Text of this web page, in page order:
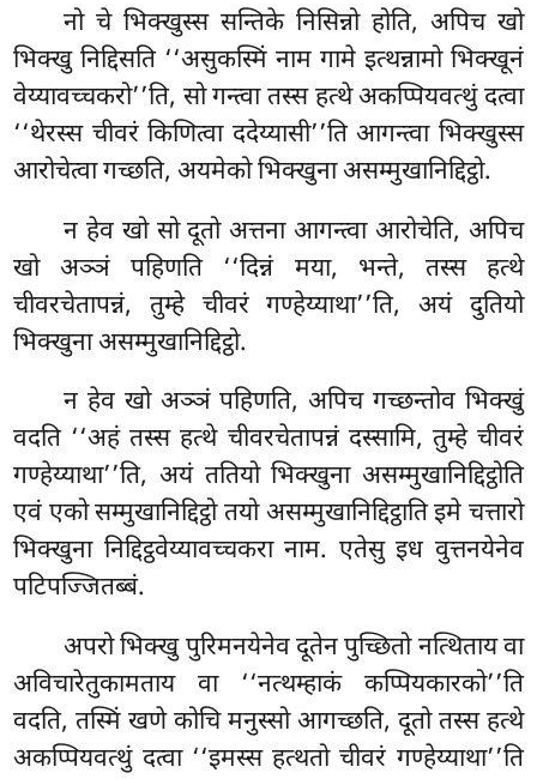
नो चे भिक्खुस्स सन्तिके निसिन्नो होति, अपिच खो
भिक्खु निद्दिसति ‘‘असुकस्मिं नाम गामे इत्थन्नामो भिक्खूनं
वेय्यावच्चकरो’’ति, सो गन्त्वा तस्स हत्थे अकप्पियवत्थुं दत्वा
‘‘थेरस्स चीवरं किणित्वा ददेय्यासी’’ति आगन्त्वा भिक्खुस्स
आरोचेत्वा गच्छति, अयमेको भिक्खुना असम्मुखानिद्दिट्ठो.
न हेव खो सो दूतो अत्तना आगन्त्वा आरोचेति, अपिच
खो अञ्ञं पहिणति ‘‘दिन्नं मया, भन्ते, तस्स हत्थे
चीवरचेतापन्नं, तुम्हे चीवरं गण्हेय्याथा’’ति, अयं दुतियो
भिक्खुना असम्मुखानिद्दिट्ठो.
न हेव खो अञ्ञं पहिणति, अपिच गच्छन्तोव भिक्खुं
वदति ‘‘अहं तस्स हत्थे चीवरचेतापन्नं दस्सामि, तुम्हे चीवरं
गण्हेय्याथा’’ति, अयं ततियो भिक्खुना असम्मुखानिद्दिट्ठोति
एवं एको सम्मुखानिद्दिट्ठो तयो असम्मुखानिद्दिट्ठाति इमे चत्तारो
भिक्खुना निद्दिट्ठवेय्यावच्चकरा नाम. एतेसु इध वुत्तनयेनेव
पटिपज्जितब्बं.
अपरो भिक्खु पुरिमनयेनेव दूतेन पुच्छितो नत्थिताय वा
अविचारेतुकामताय वा ‘‘नत्थम्हाकं कप्पियकारको’’ति
वदति, तस्मिं खणे कोचि मनुस्सो आगच्छति, दूतो तस्स हत्थे
अकप्पियवत्थुं दत्वा ‘‘इमस्स हत्थतो चीवरं गण्हेय्याथा’’ति